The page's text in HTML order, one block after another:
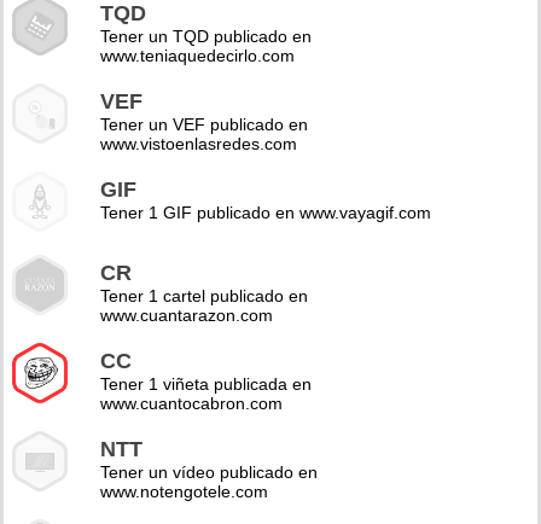
TQD
Tener un TQD publicado en
www.teniaquedecirlo.com
VEF
Tener un VEF publicado en
www.vistoenlasredes.com
GIF
Tener 1 GIF publicado en www.vayagif.com
CR
Tener 1 cartel publicado en
www.cuantarazon.com
CC
Tener 1 viñeta publicada en
www.cuantocabron.com
NTT
Tener un vídeo publicado en
www.notengotele.com